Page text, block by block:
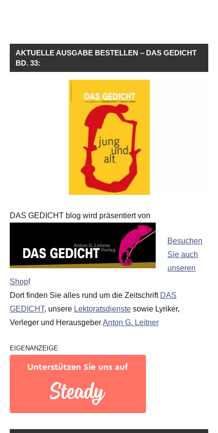
AKTUELLE AUSGABE BESTELLEN – DAS GEDICHT
BD. 33:
DAS GEDICHT blog wird präsentiert von
Besuchen
Sie auch
unseren
Shop!
Dort finden Sie alles rund um die Zeitschrift DAS
GEDICHT, unsere Lektoratsdienste sowie Lyriker,
Verleger und HerausgeberAnton G. Leitner
EIGENANZEIGE